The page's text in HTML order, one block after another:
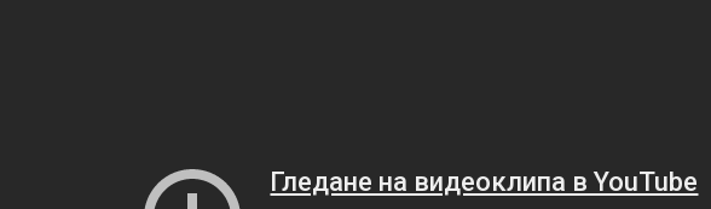
Гледане на видеоклипа в YouTube